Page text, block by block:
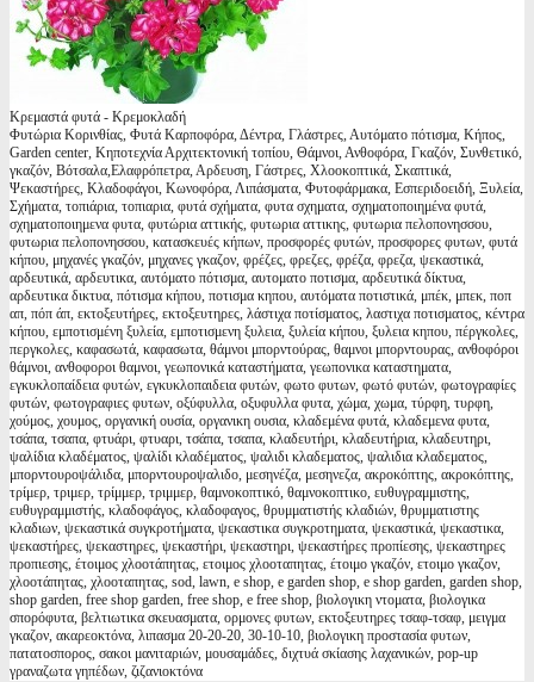
Κρεμαστά φυτά - Κρεμοκλαδή
Φυτώρια Κορινθίας, Φυτά Καρποφόρα, Δέντρα, Γλάστρες, Αυτόματο πότισμα, Κήπος,
Garden center, Κηποτεχνία Αρχιτεκτονική τοπίου, Θάμνοι, Ανθοφόρα, Γκαζόν, Συνθετικό,
γκαζόν, Βότσαλα,Ελαφρόπετρα, Αρδευση, Γάστρες, Χλοοκοπτικά, Σκαπτικά,
Ψεκαστήρες, Κλαδοφάγοι, Κωνοφόρα, Λιπάσματα, Φυτοφάρμακα, Εσπεριδοειδή, Ξυλεία,
Σχήματα, τοπιάρια, τοπιαρια, φυτά σχήματα, φυτα σχηματα, σχηματοποιημένα φυτά,
σχηματοποιημενα φυτα, φυτώρια αττικής, φυτωρια αττικης, φυτωρια πελοπονησσου,
φυτωρια πελοπονησσου, κατασκευές κήπων, προσφορές φυτών, προσφορες φυτων, φυτά
κήπου, μηχανές γκαζόν, μηχανες γκαζον, φρέζες, φρεζες, φρέζα, φρεζα, ψεκαστικά,
αρδευτικά, αρδευτικα, αυτόματο πότισμα, αυτοματο ποτισμα, αρδευτικά δίκτυα,
αρδευτικα δικτυα, πότισμα κήπου, ποτισμα κηπου, αυτόματα ποτιστικά, μπέκ, μπεκ, ποπ
απ, πόπ άπ, εκτοξευτήρες, εκτοξευτηρες, λάστιχα ποτίσματος, λαστιχα ποτισματος, κέντρα
κήπου, εμποτισμένη ξυλεία, εμποτισμενη ξυλεια, ξυλεία κήπου, ξυλεια κηπου, πέργκολες,
περγκολες, καφασωτά, καφασωτα, θάμνοι μπορντούρας, θαμνοι μπορντουρας, ανθοφόροι
θάμνοι, ανθοφοροι θαμνοι, γεωπονικά καταστήματα, γεωπονικα καταστηματα,
εγκυκλοπαίδεια φυτών, εγκυκλοπαιδεια φυτών, φωτο φυτων, φωτό φυτών, φωτογραφίες
φυτών, φωτογραφιες φυτων, οξύφυλλα, οξυφυλλα φυτα, χώμα, χωμα, τύρφη, τυρφη,
χούμος, χουμος, οργανική ουσία, οργανικη ουσια, κλαδεμένα φυτά, κλαδεμενα φυτα,
τσάπα, τσαπα, φτυάρι, φτυαρι, τσάπα, τσαπα, κλαδευτήρι, κλαδευτήρια, κλαδευτηρι,
ψαλίδια κλαδέματος, ψαλίδι κλαδέματος, ψαλιδι κλαδεματος, ψαλιδια κλαδεματος,
μπορντουροψάλιδα, μπορντουροψαλιδο, μεσηνέζα, μεσηνεζα, ακροκόπτης, ακροκόπτης,
τρίμερ, τριμερ, τρίμμερ, τριμμερ, θαμνοκοπτικό, θαμνοκοπτικο, ευθυγραμμιστης,
ευθυγραμμιστής, κλαδοφάγος, κλαδοφαγος, θρυμματιστής κλαδιών, θρυμματιστης
κλαδιων, ψεκαστικά συγκροτήματα, ψεκαστικα συγκροτηματα, ψεκαστικά, ψεκαστικα,
ψεκαστήρες, ψεκαστηρες, ψεκαστήρι, ψεκαστηρι, ψεκαστήρες προπίεσης, ψεκαστηρες
προπιεσης, έτοιμος χλοοτάπητας, ετοιμος χλοοταπητας, έτοιμο γκαζόν, ετοιμο γκαζον,
χλοοτάπητας, χλοοταπητας, sod, lawn, e shop, e garden shop, e shop garden, garden shop,
shop garden, free shop garden, free shop, e free shop, βιολογικη ντοματα, βιολογικα
σπορόφυτα, βελτιωτικα σκευασματα, ορμονες φυτων, εκτοξευτηρες τσαφ-τσαφ, μειγμα
γκαζον, ακαρεοκτόνα, λιπασμα 20-20-20, 30-10-10, βιολογικη προστασία φυτων,
πατατοσπορος, σακοι μανιταριών, μουσαμάδες, διχτυά σκίασης λαχανικών, pop-up
γραναζωτα γηπέδων, ζιζανιοκτόνα